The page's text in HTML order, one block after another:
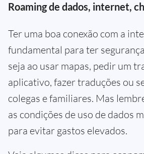
Roaming de dados, internet,
Ter uma boa conexão com a
fundamental para ter
seja ao usar mapas, pedir um
aplicativo, fazer traduções ou
colegas e familiares. Mas
as condições de uso de dados
para evitar gastos elevados.